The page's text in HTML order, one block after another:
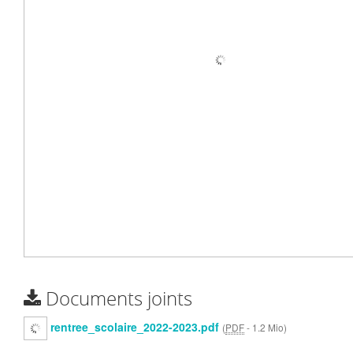
Documents joints
rentree_scolaire_2022-2023.pdf (PDF- 1.2 Mio)